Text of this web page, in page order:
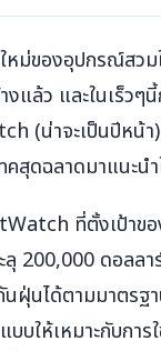
ม่ของอุปกรณ์สวม
งแล้ว และในเร็ว
(น่าจะเป็นปีห
คสุดฉลาดมาแนะน
ที่ตั้งเป้าข
200,000 ดอลล
นฝุ่นได้ตามมาตร
ให้เหมาะกับการ